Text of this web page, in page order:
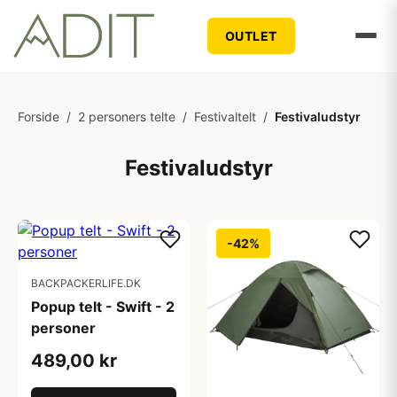
OUTLET
Forside / 2 personers telte / Festivaltelt / Festivaludstyr
Festivaludstyr
BACKPACKERLIFE.DK
Popup telt - Swift - 2
personer
489,00 kr
-42%